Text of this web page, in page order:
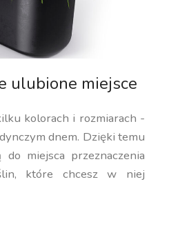
ulubione miejsce
kolorach i rozmiarach -
dnem. Dzięki temu
do miejsca przeznaczenia
które chcesz w niej